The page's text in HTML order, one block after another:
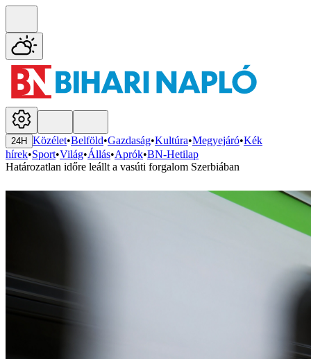
24H Közélet•Belföld•Gazdaság•Kultúra•Megyejáró•Kék
hírek•Sport•Világ•Állás•Aprók•BN-Hetilap
Határozatlan időre leállt a vasúti forgalom Szerbiában